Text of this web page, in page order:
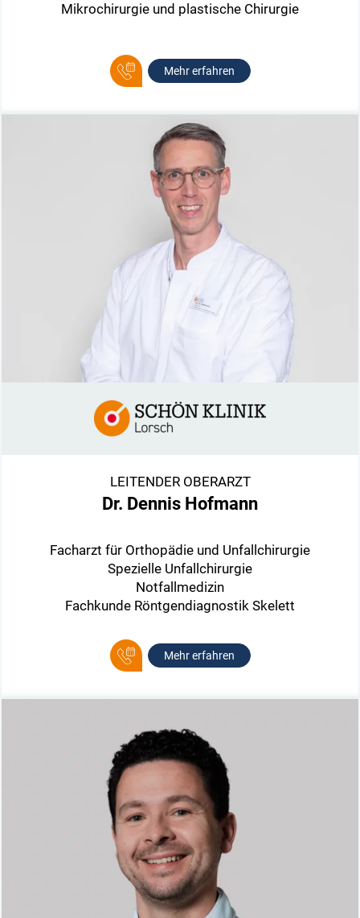
Mikrochirurgie und plastische Chirurgie
Mehr erfahren
LEITENDER OBERARZT
Dr. Dennis Hofmann
Facharzt für Orthopädie und Unfallchirurgie
Spezielle Unfallchirurgie
Notfallmedizin
Fachkunde Röntgendiagnostik Skelett
Mehr erfahren